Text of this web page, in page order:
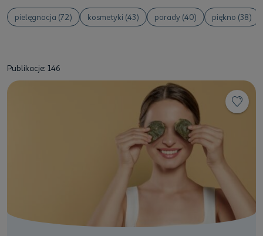
pielęgnacja (72) kosmetyki (43) porady (40) piękno (38)
Publikacje: 146